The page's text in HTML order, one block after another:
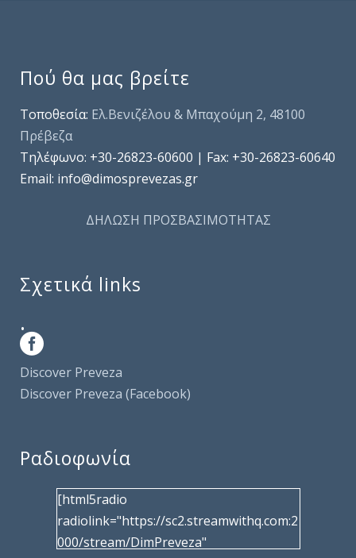
Πού θα μας βρείτε
Τοποθεσία: Ελ.Βενιζέλου & Μπαχούμη 2, 48100
Πρέβεζα
Τηλέφωνo: +30-26823-60600 | Fax: +30-26823-60640
Email: info@dimosprevezas.gr
ΔΗΛΩΣΗ ΠΡΟΣΒΑΣΙΜΟΤΗΤΑΣ
Σχετικά links
.
Discover Preveza
Discover Preveza (Facebook)
Ραδιοφωνία
[html5radio
radiolink="https://sc2.streamwithq.com:2
000/stream/DimPreveza"